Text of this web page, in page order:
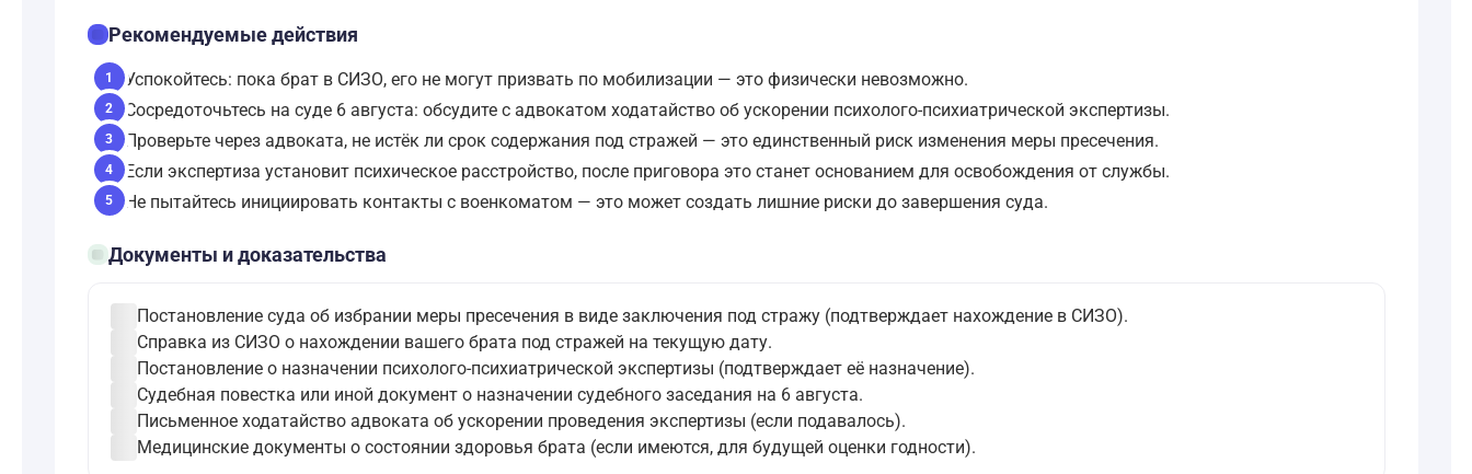
checklistРекомендуемые действия
1 Успокойтесь: пока брат в СИЗО, его не могут призвать по мобилизации — это физически невозможно.
2 Сосредоточьтесь на суде 6 августа: обсудите с адвокатом ходатайство об ускорении психолого-психиатрической экспертизы.
3 Проверьте через адвоката, не истёк ли срок содержания под стражей — это единственный риск изменения меры пресечения.
4 Если экспертиза установит психическое расстройство, после приговора это станет основанием для освобождения от службы.
5 Не пытайтесь инициировать контакты с военкоматом — это может создать лишние риски до завершения суда.
folder_openДокументы и доказательства
Постановление суда об избрании меры пресечения в виде заключения под стражу (подтверждает нахождение в СИЗО).
Справка из СИЗО о нахождении вашего брата под стражей на текущую дату.
Постановление о назначении психолого-психиатрической экспертизы (подтверждает её назначение).
Судебная повестка или иной документ о назначении судебного заседания на 6 августа.
Письменное ходатайство адвоката об ускорении проведения экспертизы (если подавалось).
Медицинские документы о состоянии здоровья брата (если имеются, для будущей оценки годности).